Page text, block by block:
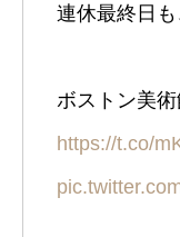
連休最終日も
ボストン美術
https://t.co/